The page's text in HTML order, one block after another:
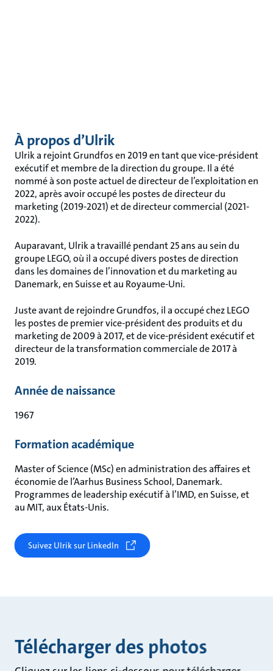
À propos d’Ulrik
Ulrik a rejoint Grundfos en 2019 en tant que vice-président
exécutif et membre de la direction du groupe. Il a été
nommé à son poste actuel de directeur de l’exploitation en
2022, après avoir occupé les postes de directeur du
marketing (2019-2021) et de directeur commercial (2021-
2022).
Auparavant, Ulrik a travaillé pendant 25 ans au sein du
groupe LEGO, où il a occupé divers postes de direction
dans les domaines de l’innovation et du marketing au
Danemark, en Suisse et au Royaume-Uni.
Juste avant de rejoindre Grundfos, il a occupé chez LEGO
les postes de premier vice-président des produits et du
marketing de 2009 à 2017, et de vice-président exécutif et
directeur de la transformation commerciale de 2017 à
2019.
Année de naissance
1967
Formation académique
Master of Science (MSc) en administration des affaires et
économie de l’Aarhus Business School, Danemark.
Programmes de leadership exécutif à l’IMD, en Suisse, et
au MIT, aux États-Unis.
Suivez Ulrik sur LinkedIn
Télécharger des photos